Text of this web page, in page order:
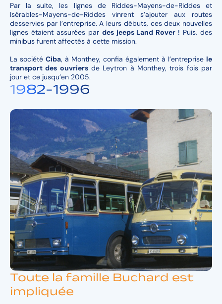
Par la suite, les lignes de Riddes-Mayens-de-Riddes et
Isérables-Mayens-de-Riddes vinrent s’ajouter aux routes
desservies par l’entreprise. A leurs débuts, ces deux nouvelles
lignes étaient assurées par des jeeps Land Rover ! Puis, des
minibus furent affectés à cette mission.
La société Ciba, à Monthey, confia également à l’entreprise le
transport des ouvriersde Leytron à Monthey, trois fois par
jour et ce jusqu’en 2005.
1982-1996
Toute la famille Buchard est
impliquée